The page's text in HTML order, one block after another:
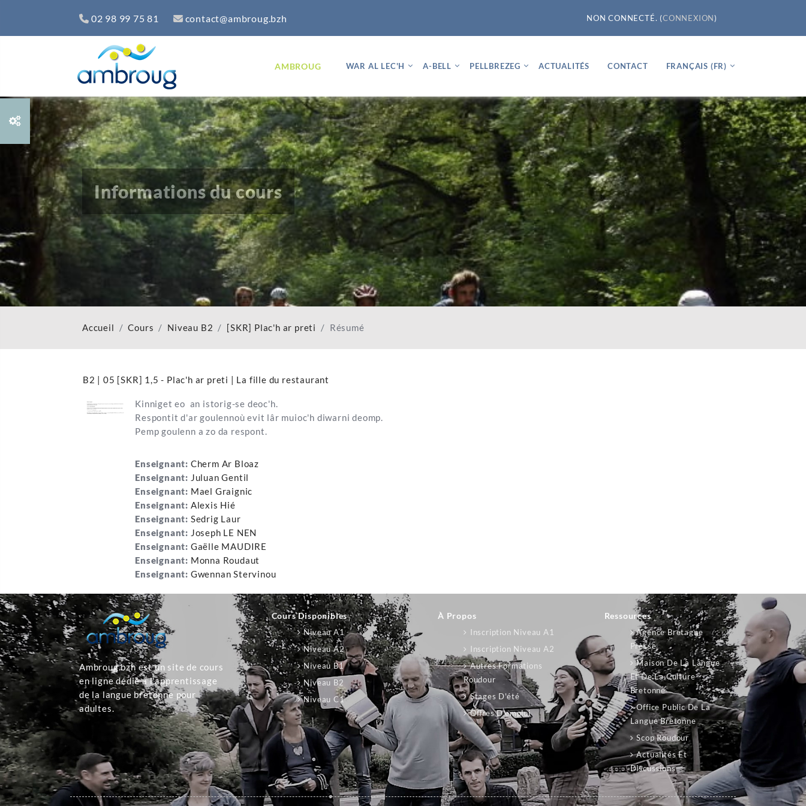
02 98 99 75 81 contact@ambroug.bzh NON CONNECTÉ. (CONNEXION)
AMBROUG WAR AL LEC'H A-BELL PELLBREZEG ACTUALITÉS CONTACT FRANÇAIS ‎(FR)‎
Informations du cours
Accueil Cours Niveau B2 [SKR] Plac'h ar preti Résumé
B2 | 05 [SKR] 1,5 - Plac'h ar preti | La fille du restaurant
Kinniget eo an istorig-se deoc'h.
Respontit d'ar goulennoù evit lâr muioc'h diwarni deomp.
Pemp goulenn a zo da respont.
Enseignant: Cherm Ar Bloaz
Enseignant: Juluan Gentil
Enseignant: Mael Graignic
Enseignant: Alexis Hié
Enseignant: Sedrig Laur
Enseignant: Joseph LE NEN
Enseignant: Gaëlle MAUDIRE
Enseignant: Monna Roudaut
Enseignant: Gwennan Stervinou
Ambroug.bzh est un site de cours
en ligne dédié à l'apprentissage
de la langue bretonne pour
adultes.
Cours Disponibles
Niveau A1
Niveau A2
Niveau B1
Niveau B2
Niveau C1
À Propos
Inscription Niveau A1
Inscription Niveau A2
Autres Formations
Roudour
Stages D'été
Offres D'emploi
Ressources
Agence Bretagne
Presse
Maison De La Langue
Et De La Culture
Bretonne
Office Public De La
Langue Bretonne
Scop Roudour
Actualités Et
Discussions